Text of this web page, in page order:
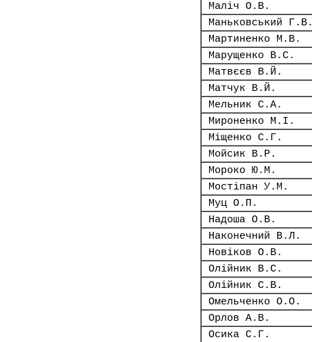
Маліч О.В.
Маньковський Г.В.
Мартиненко М.В.
Марущенко В.С.
Матвєєв В.Й.
Матчук В.Й.
Мельник С.А.
Мироненко М.І.
Міщенко С.Г.
Мойсик В.Р.
Мороко Ю.М.
Мостіпан У.М.
Муц О.П.
Надоша О.В.
Наконечний В.Л.
Новіков О.В.
Олійник В.С.
Олійник С.В.
Омельченко О.О.
Орлов А.В.
Осика С.Г.